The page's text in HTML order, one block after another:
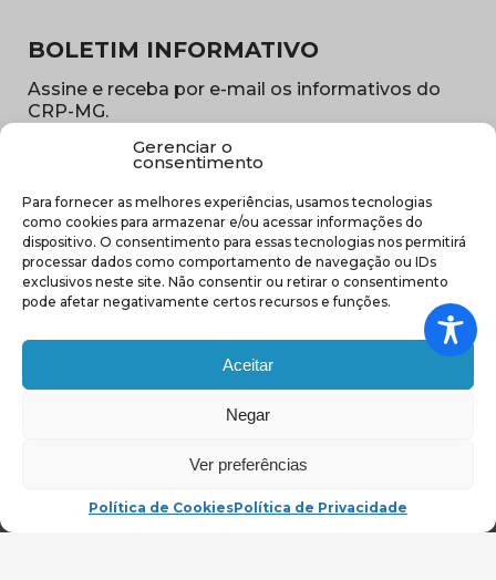
Gerenciar o
consentimento
Para fornecer as melhores experiências, usamos tecnologias
como cookies para armazenar e/ou acessar informações do
dispositivo. O consentimento para essas tecnologias nos permitirá
processar dados como comportamento de navegação ou IDs
exclusivos neste site. Não consentir ou retirar o consentimento
pode afetar negativamente certos recursos e funções.
Aceitar
Negar
Ver preferências
Política de CookiesPolítica de Privacidade
BOLETIM INFORMATIVO
Assine e receba por e-mail os informativos do
CRP-MG.
E-
mail
(obrigatório)
Sub
região